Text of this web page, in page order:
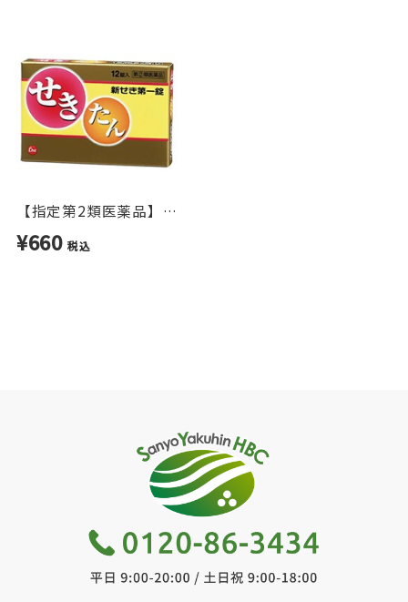
【指定第2類医薬品】せきどめ 新せき第一錠 12錠
¥660税込